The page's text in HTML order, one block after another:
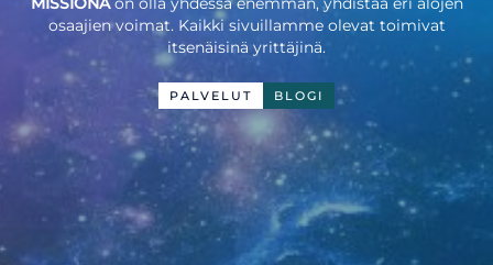
osaajien voimat. Kaikki sivuillamme olevat toimivat
itsenäisinä yrittäjinä.
PALVELUT BLOGI